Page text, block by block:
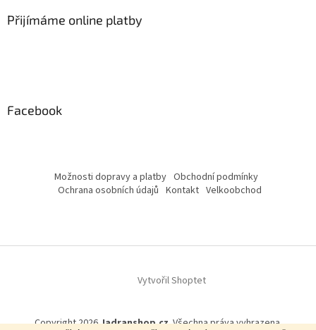
Přijímáme online platby
Facebook
Možnosti dopravy a platby Obchodní podmínky
Ochrana osobních údajů Kontakt Velkoobchod
Vytvořil Shoptet
Copyright 2026Jadranshop.cz. Všechna práva vyhrazena.